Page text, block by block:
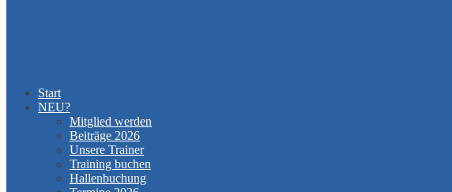
Start
NEU?
Mitglied werden
Beiträge 2026
Unsere Trainer
Training buchen
Hallenbuchung